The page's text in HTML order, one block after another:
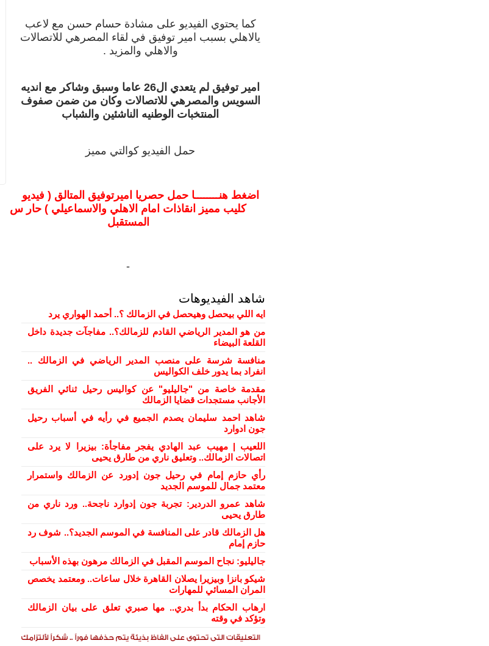
كما يحتوي الفيديو على مشادة حسام حسن مع لاعب
يالاهلي بسبب امير توفيق في لقاء المصرهي للاتصالات
والاهلي والمزيد .
امير توفيق لم يتعدي ال26 عاما وسبق وشاكر مع انديه
السويس والمصرهي للاتصالات وكان من ضمن صفوف
المنتخبات الوطنيه الناشئين والشباب
حمل الفيديو كوالتي مميز
اضغط هنــــــــا حمل حصريا اميرتوفيق المتالق ( فيديو
كليب مميز انقاذات امام الاهلي والاسماعيلي ) حار س
المستقبل
-
شاهد الفيديوهات
ايه اللي بيحصل وهيحصل في الزمالك ؟.. أحمد الهواري يرد
من هو المدير الرياضي القادم للزمالك؟.. مفاجآت جديدة داخل
القلعة البيضاء
منافسة شرسة على منصب المدير الرياضي في الزمالك ..
انفراد بما يدور خلف الكواليس
مقدمة خاصة من "جاليليو" عن كواليس رحيل ثنائي الفريق
الأجانب مستجدات قضايا الزمالك
شاهد احمد سليمان يصدم الجميع في رأيه في أسباب رحيل
جون ادوارد
اللعيب | مهيب عبد الهادي يفجر مفاجأة: بيزيرا لا يرد على
اتصالات الزمالك.. وتعليق ناري من طارق يحيى
رأي حازم إمام في رحيل جون إدورد عن الزمالك واستمرار
معتمد جمال للموسم الجديد
شاهد عمرو الدردير: تجربة جون إدوارد ناجحة.. ورد ناري من
طارق يحيى
هل الزمالك قادر على المنافسة في الموسم الجديد؟.. شوف رد
حازم إمام
جاليليو: نجاح الموسم المقبل في الزمالك مرهون بهذه الأسباب
شيكو بانزا وبيزيرا يصلان القاهرة خلال ساعات.. ومعتمد يخصص
المران المسائي للمهارات
ارهاب الحكام بدأ بدري.. مها صبري تعلق على بيان الزمالك
وتؤكد في وقته